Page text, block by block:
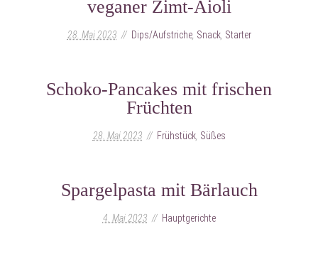
veganer Zimt-Aioli
28. Mai 2023 Dips/Aufstriche, Snack, Starter
Schoko-Pancakes mit frischen
Früchten
28. Mai 2023 Frühstück, Süßes
Spargelpasta mit Bärlauch
4. Mai 2023 Hauptgerichte